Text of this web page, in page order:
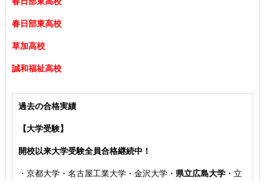
春日部東高校
草加高校
誠和福祉高校
過去の合格実績
【大学受験】
開校以来大学受験全員合格継続中！
・ 京都大学・名古屋工業大学・金沢大学・ 県立広島大学・ 立